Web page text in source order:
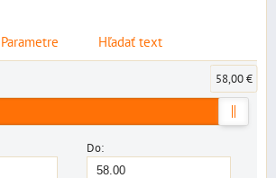
Parametre Hľadať text
Do:
58,00 €